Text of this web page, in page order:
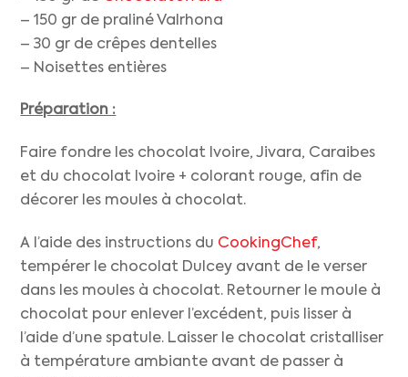
– 150 gr de praliné Valrhona
– 30 gr de crêpes dentelles
– Noisettes entières
Préparation :
Faire fondre les chocolat Ivoire, Jivara, Caraibes
et du chocolat Ivoire + colorant rouge, afin de
décorer les moules à chocolat.
A l’aide des instructions du CookingChef,
tempérer le chocolat Dulcey avant de le verser
dans les moules à chocolat. Retourner le moule à
chocolat pour enlever l’excédent, puis lisser à
l’aide d’une spatule. Laisser le chocolat cristalliser
à température ambiante avant de passer à